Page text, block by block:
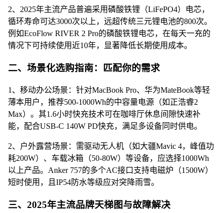
2、2025年主流产品普遍采用磷酸铁锂（LiFePO4）电芯，
循环寿命可达3000次以上，远超传统三元锂电池的800次。
例如EcoFlow RIVER 2 Pro的磷酸铁锂电芯，在每天一充的
情况下可持续使用近10年，显著降低长期使用成本。
二、场景化选购指南：匹配你的需求
1、移动办公场景：针对MacBook Pro、华为MateBook等轻
薄本用户，推荐500-1000Wh的中容量电源（如正浩睿2
Max）。其1.6小时快充技术可在咖啡厅休息间隙快速补
能，配合USB-C 140W PD快充，满足多设备同时供电。
2、户外露营场景：需驱动无人机（如大疆Mavic 4，峰值功
耗200W）、车载冰箱（50-80W）等设备，应选择1000Wh
以上产品。Anker 757的多个AC接口支持电磁炉（1500W）
短时使用，且IP54防水等级应对突降雨雪。
三、2025年主流品牌天梯图与故障解决